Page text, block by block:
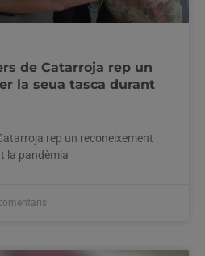
de Catarroja rep un
la seua tasca durant
rep un reconeixement
la pandèmia